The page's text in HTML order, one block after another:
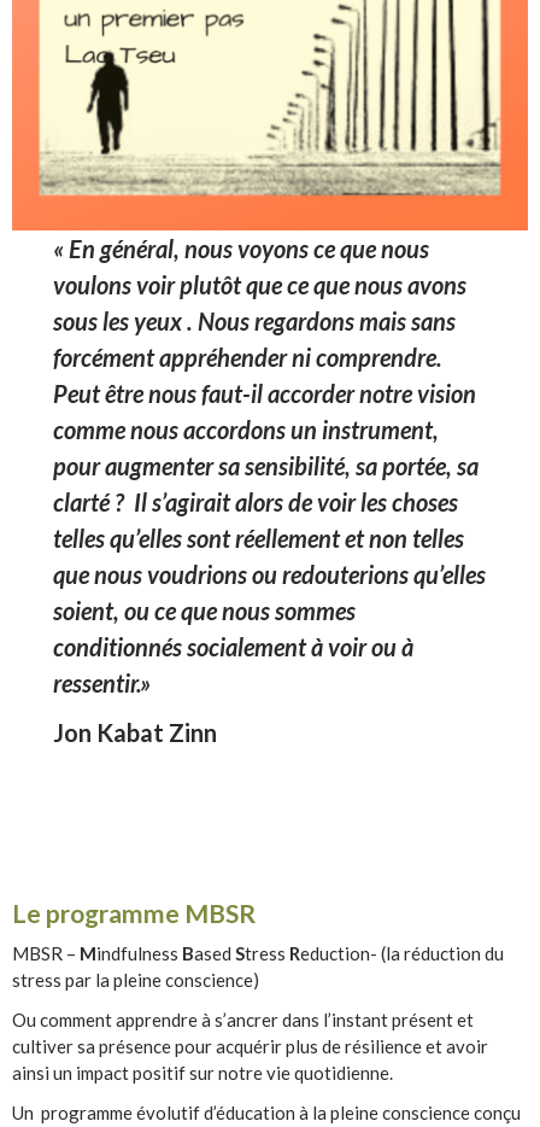
« En général, nous voyons ce que nous
voulons voir plutôt que ce que nous avons
sous les yeux . Nous regardons mais sans
forcément appréhender ni comprendre.
Peut être nous faut-il accorder notre vision
comme nous accordons un instrument,
pour augmenter sa sensibilité, sa portée, sa
clarté ? Il s’agirait alors de voir les choses
telles qu’elles sont réellement et non telles
que nous voudrions ou redouterions qu’elles
soient, ou ce que nous sommes
conditionnés socialement à voir ou à
ressentir.»
Jon Kabat Zinn
Le programme MBSR
MBSR – Mindfulness Based Stress Reduction- (la réduction du
stress par la pleine conscience)
Ou comment apprendre à s’ancrer dans l’instant présent et
cultiver sa présence pour acquérir plus de résilience et avoir
ainsi un impact positif sur notre vie quotidienne.
Un programme évolutif d’éducation à la pleine conscience conçu